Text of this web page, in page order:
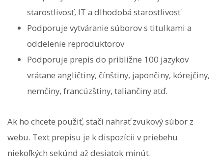
starostlivosť, IT a dlhodobá starostlivosť
Podporuje vytváranie súborov s titulkami a
oddelenie reproduktorov
Podporuje prepis do približne 100 jazykov
vrátane angličtiny, čínštiny, japončiny, kórejčiny,
nemčiny, francúzštiny, taliančiny atď.
Ak ho chcete použiť, stačí nahrať zvukový súbor z
webu. Text prepisu je k dispozícii v priebehu
niekoľkých sekúnd až desiatok minút.